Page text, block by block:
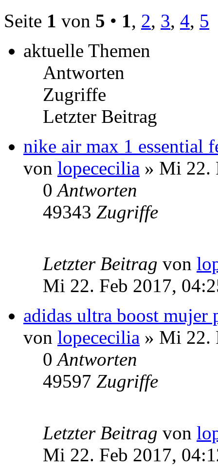
Seite 1 von 5 • 1 , 2, 3, 4, 5
aktuelle Themen
Antworten
Zugriffe
Letzter Beitrag
nike air max 1 essential
von lopececilia » Mi 22.
0 Antworten
49343 Zugriffe
Letzter Beitrag von
Mi 22. Feb 2017,
adidas ultra boost mujer
von lopececilia » Mi 22.
0 Antworten
49597 Zugriffe
Letzter Beitrag von
Mi 22. Feb 2017,